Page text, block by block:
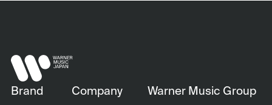
Brand Company Warner Music Group